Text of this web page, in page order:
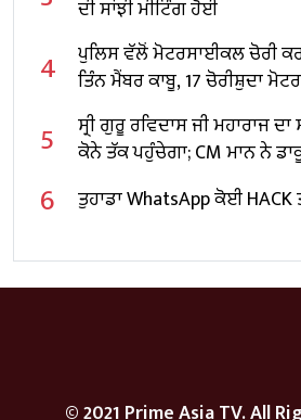
ਦੀ ਸਾਂਝੀ ਮੀਟਿੰਗ ਹੋਈ
4
ਪੁਲਿਸ ਵੱਲੋਂ ਮੋਟਰਸਾਈਕਲ ਚੋਰੀ
ਤਿੰਨ ਮੈਂਬਰ ਕਾਬੂ, 17 ਚੋਰੀਸ਼ੁਦਾ
5
ਸ੍ਰੀ ਗੁਰੂ ਰਵਿਦਾਸ ਜੀ ਮਹਾਰਾਜ
ਕੋਨੇ ਤੱਕ ਪਹੁੰਚੇਗਾ; CM ਮਾਨ ਨੇ
ਝੰਡੀ ਦਿਖਾ ਕੇ ਕੀਤਾ ਰਵਾਨਾ
6 ਤੁਹਾਡਾ WhatsApp ਕੋਈ HACK
© 2021 Prime Asia TV. All